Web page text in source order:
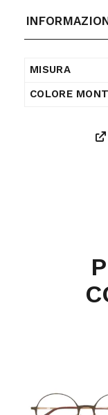
MISURA
COLORE